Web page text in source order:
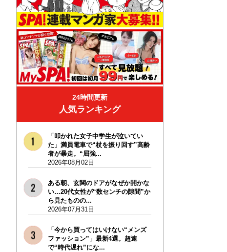
24時間更新
人気ランキング
「叩かれた女子中学生が泣いてい
た」満員電車で“杖を振り回す”高齢
者が暴走。“屈強...
2026年08月02日
ある朝、玄関のドアがなぜか開かな
い…20代女性が“数センチの隙間”か
ら見たものの...
2026年07月31日
「今から買ってはいけない“メンズ
ファッション”」最新4選。超速
で“時代遅れ”にな...